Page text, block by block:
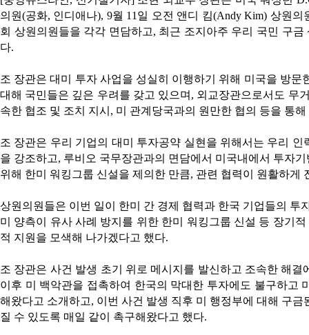
의원(공화, 인디애나), 9월 11일 오전 앤디 킴(Andy Kim) 상원
회 상원의원들을 각각 면담하고, 최근 조지아주 우리 국민 구
다.
조 장관은 대미 투자 사업을 성실히 이행하기 위해 미국을 방
대해 국민들은 깊은 우려를 갖고 있으며, 외교장관으로서도 무
속한 협조 및 조치 지시, 미 관계당국과의 원만한 협의 등을 통
조 장관은 우리 기업의 대미 투자공약 실현을 위해서는 우리
을 강조하고, 루비오 국무장관과의 면담에서 미국내에서 투자
위해 한미 워킹그룹 신설을 제의한 만큼, 관련 협력이 원활하
상원의원들은 이번 일이 한미 간 경제 협력과 한국 기업들의
미 양측이 유사 사례 방지를 위한 한미 워킹그룹 신설 등 장기
적 지원을 모색해 나가겠다고 했다.
조 장관은 사건 발생 초기 위로 메시지를 발신하고 조속한 해
이후 미 백악관을 접촉하여 한국의 막대한 투자에도 불구하고
해왔다고 소개하고, 이번 사건 발생 직후 미 행정부에 대해 구
질 수 있도록 매일 같이 촉구해왔다고 했다.